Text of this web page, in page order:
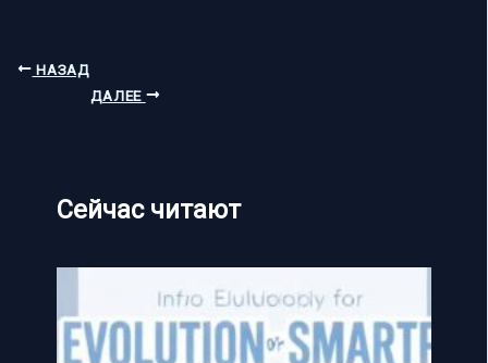
НАЗАД
ДАЛЕЕ
Сейчас читают